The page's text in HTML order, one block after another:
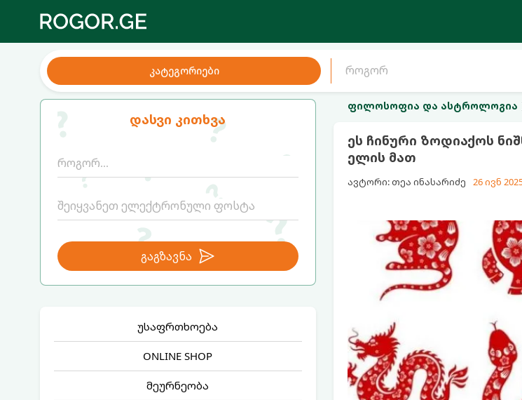
კატეგორიები
დასვი კითხვა
გაგზავნა
უსაფრთხოება
ONLINE SHOP
მეურნეობა
ფილოსოფია და ასტროლოგია
ეს ჩინური ზოდიაქოს
ელის მათ
ავტორი: თეა ინასარიძე 26 ივნ